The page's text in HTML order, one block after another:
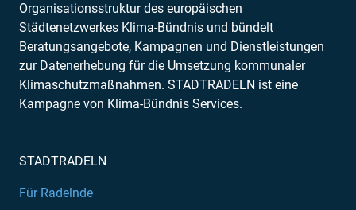
Organisationsstruktur des europäischen
Städtenetzwerkes Klima-Bündnis und bündelt
Beratungsangebote, Kampagnen und Dienstleistungen
zur Datenerhebung für die Umsetzung kommunaler
Klimaschutzmaßnahmen. STADTRADELN ist eine
Kampagne von Klima-Bündnis Services.
STADTRADELN
Für Radelnde